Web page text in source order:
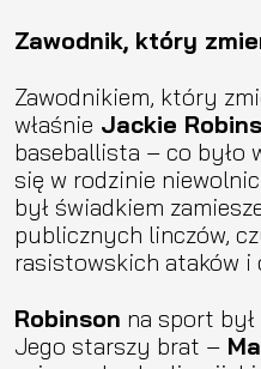
Zawodnik, który
Zawodnikiem, który
właśnie Jackie
baseballista – co było
się w rodzinie
był świadkiem
publicznych linczów,
rasistowskich ataków i
Robinson na sport
Jego starszy brat –